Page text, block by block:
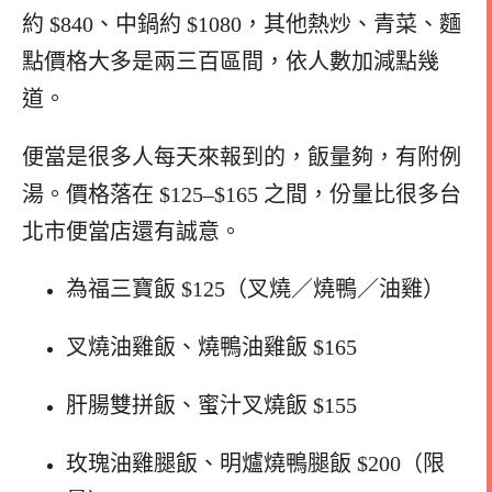
約 $840、中鍋約 $1080，其他熱炒、青菜、麵
點價格大多是兩三百區間，依人數加減點幾
道。
便當是很多人每天來報到的，飯量夠，有附例
湯。價格落在 $125–$165 之間，份量比很多台
北市便當店還有誠意。
為福三寶飯 $125（叉燒／燒鴨／油雞）
叉燒油雞飯、燒鴨油雞飯 $165
肝腸雙拼飯、蜜汁叉燒飯 $155
玫瑰油雞腿飯、明爐燒鴨腿飯 $200（限